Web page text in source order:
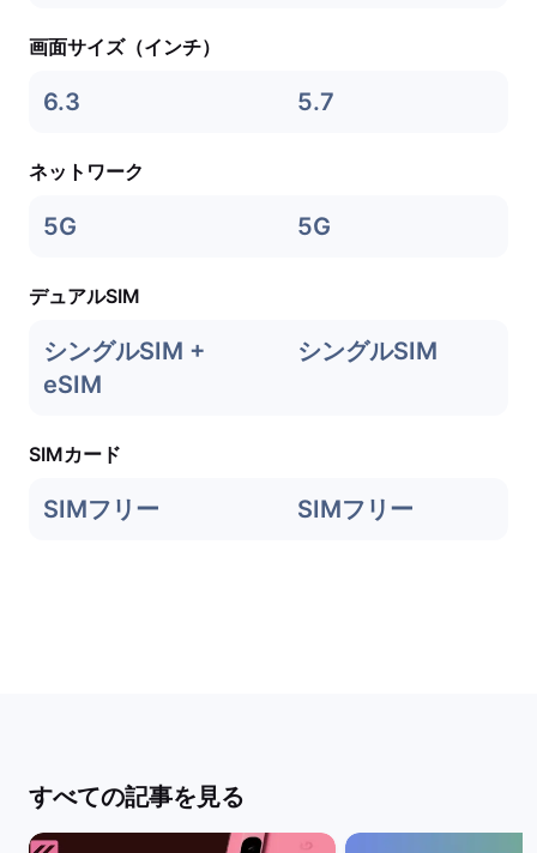
画面サイズ（インチ）
6.3 5.7
ネットワーク
5G 5G
デュアルSIM
シングルSIM +
eSIM
シングルSIM
SIMカード
SIMフリー SIMフリー
すべての記事を見る